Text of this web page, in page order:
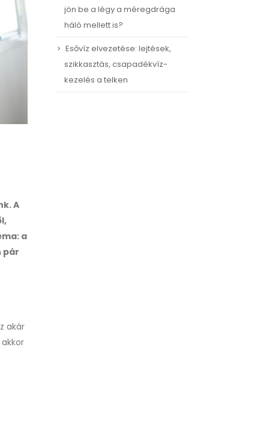
A
a
pár
akár
jön be a légy a méregdrága
háló mellett is?
Esővíz elvezetése: lejtések,
szikkasztás, csapadékvíz-
kezelés a telken